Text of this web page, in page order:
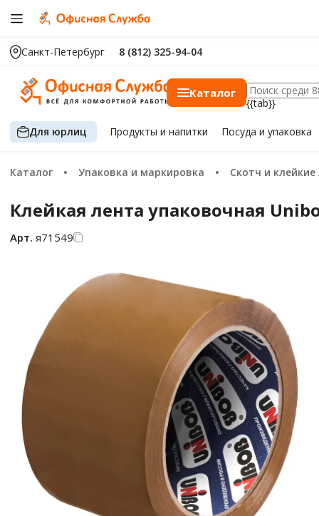
Санкт-Петербург 8 (812) 325-94-04
Каталог
{{tab}}
Для юрлиц Продуктыи напитки Посуда и упаковка
Каталог Упаковка и маркировка Скотч и
Клейкая лента упаковочная
Арт. я71549